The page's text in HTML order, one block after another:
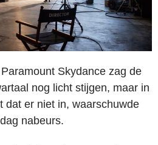
Skydance zag de
nog licht stijgen, maar in
dat er niet in, waarschuwde
nabeurs.